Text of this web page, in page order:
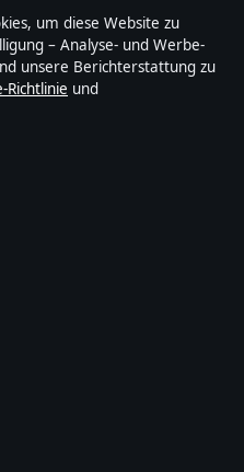
digitaler
auf Politik, Wirtschaft,
Jeder Artikel
Redakteur geprüft und
um diese Website zu
– Analyse- und Werbe-
unsere Berichterstattung zu
Richtlinie und